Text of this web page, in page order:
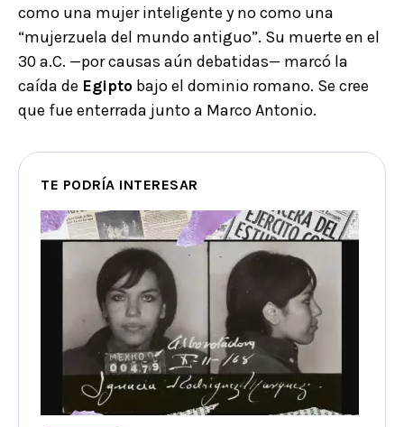
como una mujer inteligente y no como una
“mujerzuela del mundo antiguo”. Su muerte en el
30 a.C. —por causas aún debatidas— marcó la
caída de Egipto bajo el dominio romano. Se cree
que fue enterrada junto a Marco Antonio.
TE PODRÍA INTERESAR